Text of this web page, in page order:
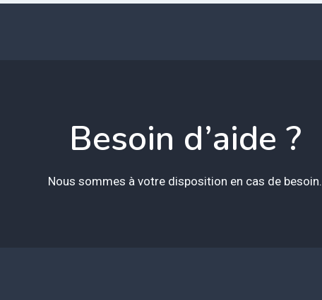
Besoin d’aide ?
Nous sommes à votre disposition en cas de besoin.